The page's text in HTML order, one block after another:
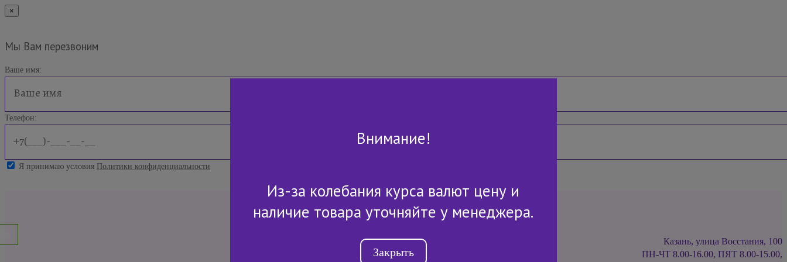
×
Мы Вам перезвоним
Ваше имя:
Телефон:
Я принимаю условия Политики конфиденциальности
+7 (843) 2-507-607
Казань, улица Восстания, 100
ПН-ЧТ 8.00-16.00, ПЯТ 8.00-15.00,
Внимание!
Из-за колебания курса валют цену и
наличие товара уточняйте у менеджера.
Закрыть